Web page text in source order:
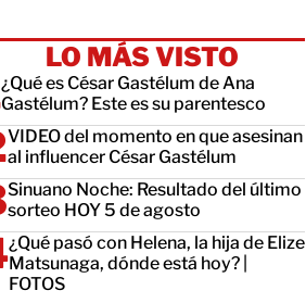
LO MÁS VISTO
¿Qué es César Gastélum de Ana
Gastélum? Este es su parentesco
VIDEO del momento en que asesinan
al influencer César Gastélum
Sinuano Noche: Resultado del último
sorteo HOY 5 de agosto
¿Qué pasó con Helena, la hija de Elize
Matsunaga, dónde está hoy? |
FOTOS